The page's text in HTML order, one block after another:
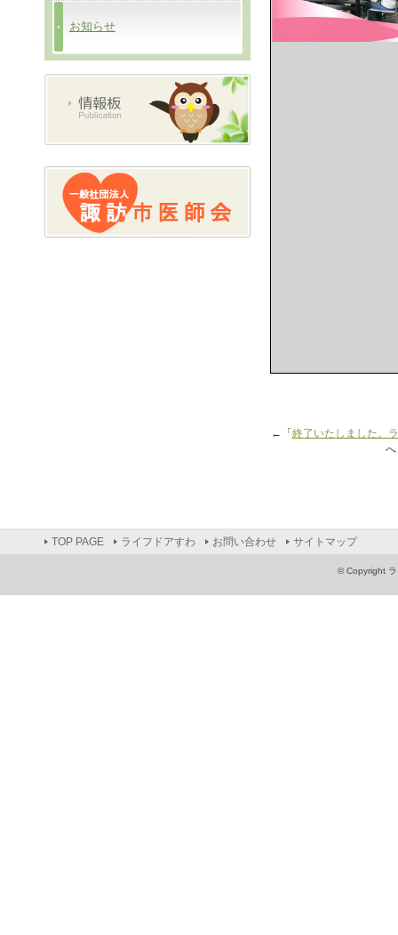
←「 終了いたしました。
へ
お知らせ
TOP PAGE ライフドアすわ お問い合わせ サイトマップ
© Copyright